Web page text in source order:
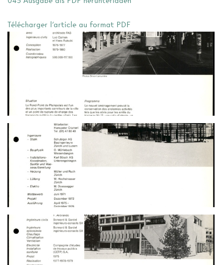
Télécharger l'article au format PDF